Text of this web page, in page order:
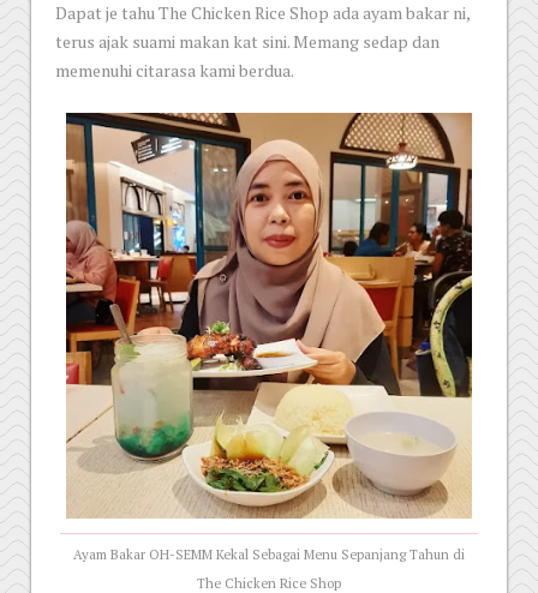
Dapat je tahu The Chicken Rice Shop ada ayam bakar ni,
terus ajak suami makan kat sini. Memang sedap dan
memenuhi citarasa kami berdua.
Ayam Bakar OH-SEMM Kekal Sebagai Menu Sepanjang Tahun di
The Chicken Rice Shop